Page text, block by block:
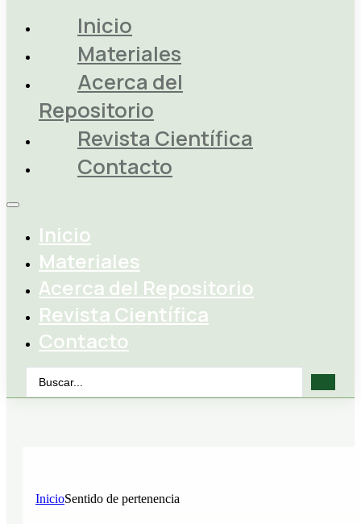
Inicio
Materiales
Acerca del
Repositorio
Revista Científica
Contacto
Inicio
Materiales
Acerca del Repositorio
Revista Científica
Contacto
InicioSentido de pertenencia